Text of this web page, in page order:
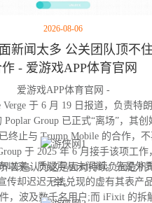
2026-08-06
新闻太多 公关团队顶不
- 爱游戏APP体育官网
爱游戏APP体育官网 -
于 6 月 19 日报道，负责特朗
Poplar Group 已正式“离场”，其创
终止与 Trump Mobile 的合作，
于 2025 年 6 月接手该项工
普遍认为这是面对持续负面危机
举。
，质疑声从未间断。先是外
却迟迟无法兑现的虚有其表产品
，波及数千名用户;而 iFixit 的拆